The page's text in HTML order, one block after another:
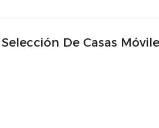
De Casas